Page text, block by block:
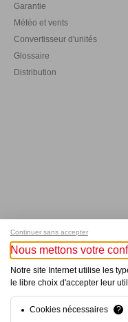
Garantie
Météo et vents
Convertisseur d'unités
Glossaire
Distribution
Tous
Continuer sans accepter
Nous mettons votre
Notre site Internet utilise les
le libre choix d'accepter leur
Cookies nécessaires
?